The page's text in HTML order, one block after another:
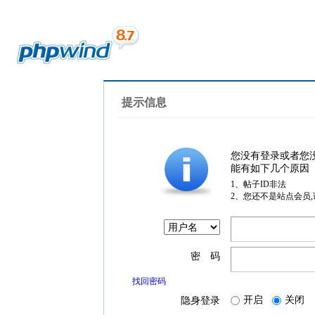
提示信息
您没有登录或者您
能有如下几个原因
1、帖子ID非法
2、您还不是站点会员
密 码
找回密码
隐身登录 开启 关闭